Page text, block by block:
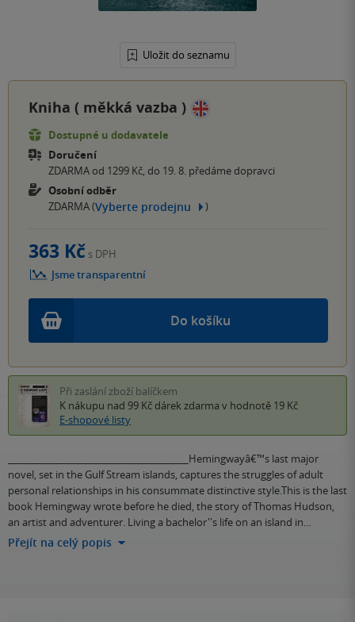
Uložit do seznamu
Kniha ( měkká vazba )
Dostupné u dodavatele
Doručení
ZDARMA od 1299 Kč, do 19. 8. předáme dopravci
Osobní odběr
ZDARMA (Vyberte prodejnu )
Do košíku
363 Kč s DPH
Jsme transparentní
Při zaslání zboží balíčkem
K nákupu nad 99 Kč dárek zdarma v hodnotě 19 Kč
E-shopové listy
______________________________________Hemingwayâ€™s last major
novel, set in the Gulf Stream islands, captures the struggles of adult
personal relationships in his consummate distinctive style.This is the last
book Hemingway wrote before he died, the story of Thomas Hudson,
an artist and adventurer. Living a bachelor''s life on an island in…
Přejít na celý popis